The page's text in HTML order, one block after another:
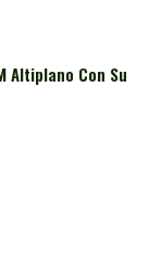
Altiplano Con Su